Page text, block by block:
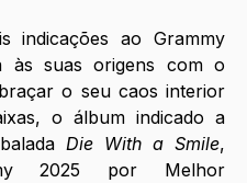
indicações ao Grammy
às suas origens com o
o seu caos interior
o álbum indicado a
Die With a Smile,
2025 por Melhor